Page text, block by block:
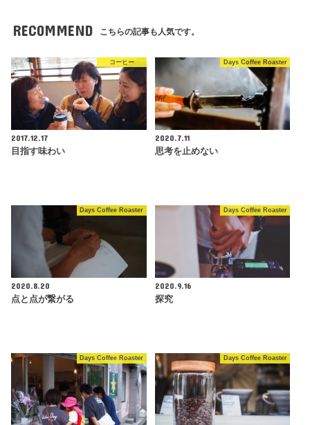
RECOMMEND こちらの記事も人気です。
コーヒー
2017.12.17
目指す味わい
Days Coffee Roaster
2020.7.11
思考を止めない
Days Coffee Roaster
2020.8.20
点と点が繋がる
Days Coffee Roaster
2020.9.16
探究
Days Coffee Roaster Days Coffee Roaster